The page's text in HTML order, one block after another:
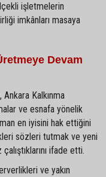
işletmelerin
imkânları masaya
Devam
Kalkınma
ve esnafa yönelik
en iyisini hak ettiğini
sözleri tutmak ve yeni
ifade etti.
ve yakın